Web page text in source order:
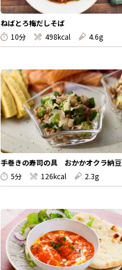
ねばとろ梅だしそば
10分
498kcal 4.6g
手巻きの寿司の具 おかかオクラ納豆
5分
126kcal 2.3g